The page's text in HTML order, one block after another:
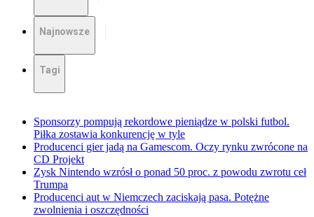
Najnowsze
Tagi
Sponsorzy pompują rekordowe pieniądze w polski futbol.
Piłka zostawia konkurencję w tyle
Producenci gier jadą na Gamescom. Oczy rynku zwrócone na
CD Projekt
Zysk Nintendo wzrósł o ponad 50 proc. z powodu zwrotu ceł
Trumpa
Producenci aut w Niemczech zaciskają pasa. Potężne
zwolnienia i oszczędności